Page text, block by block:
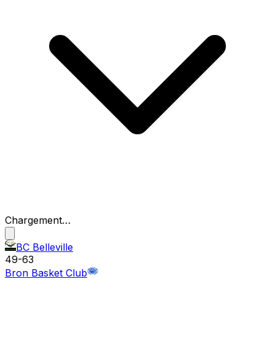
Chargement…
BC Belleville
49-63
Bron Basket Club